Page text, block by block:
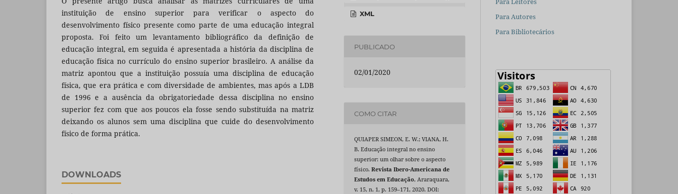
instituição de ensino superior para verificar o aspecto do
desenvolvimento físico presente como parte de uma educação integral
proposta. Foi feito um levantamento bibliográfico da definição de
educação integral, em seguida é apresentada a história da disciplina de
educação física no currículo do ensino superior brasileiro. A análise da
matriz apontou que a instituição possuía uma disciplina de educação
física, que era prática e com diversidade de ambientes, mas após a LDB
de 1996 e a ausência da obrigatoriedade dessa disciplina no ensino
superior fez com que aos poucos ela fosse sendo substituída na matriz
deixando os alunos sem uma disciplina que cuide do desenvolvimento
físico de forma prática.
DOWNLOADS
XML
PUBLICADO
02/01/2020
COMO CITAR
QUIAPER SIMEON, E. W.; VIANA, H.
B. Educação integral no ensino
superior: um olhar sobre o aspecto
físico.Revista Ibero-Americana de
Estudos em Educação, Araraquara,
v. 15, n. 1, p. 159–171, 2020. DOI:
Para Autores
Para Bibliotecários